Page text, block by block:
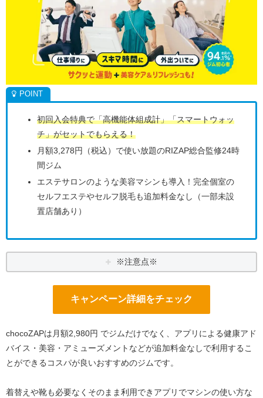
初回入会特典で「高機能体組成計」「スマートウォッ
チ」がセットでもらえる！
月額3,278円（税込）で使い放題のRIZAP総合監修24時
間ジム
エステサロンのような美容マシンも導入！完全個室の
セルフエステやセルフ脱毛も追加料金なし（一部未設
置店舗あり）
※注意点※
キャンペーン詳細をチェック
chocoZAPは月額2,980円 でジムだけでなく、アプリによる健康アド
バイス・美容・アミューズメントなどが追加料金なしで利用するこ
とができるコスパが良いおすすめのジムです。
着替えや靴も必要なくそのまま利用できアプリでマシンの使い方な